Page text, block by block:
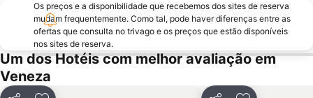
Casinò di Venezia
Mestre Fil Fest
PadovaFiere
Isola di Giudecca
Al Graspo de Ua
Campo San Polo
Favaro Veneto
Sino San Marco
La Biennale di Venezia
Daniele Manin
Os preços e a disponibilidade que recebemos dos sites de reserva
mudam frequentemente. Como tal, pode haver diferenças entre as
ofertas que consulta no trivago e os preços que estão disponíveis
nos sites de reserva.
Um dos Hotéis com melhor avaliação em
Veneza